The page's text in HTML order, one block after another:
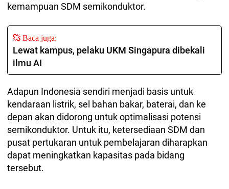
kemampuan SDM semikonduktor.
Baca juga:
Lewat kampus, pelaku UKM Singapura dibekali
ilmu AI
Adapun Indonesia sendiri menjadi basis untuk
kendaraan listrik, sel bahan bakar, baterai, dan ke
depan akan didorong untuk optimalisasi potensi
semikonduktor. Untuk itu, ketersediaan SDM dan
pusat pertukaran untuk pembelajaran diharapkan
dapat meningkatkan kapasitas pada bidang
tersebut.